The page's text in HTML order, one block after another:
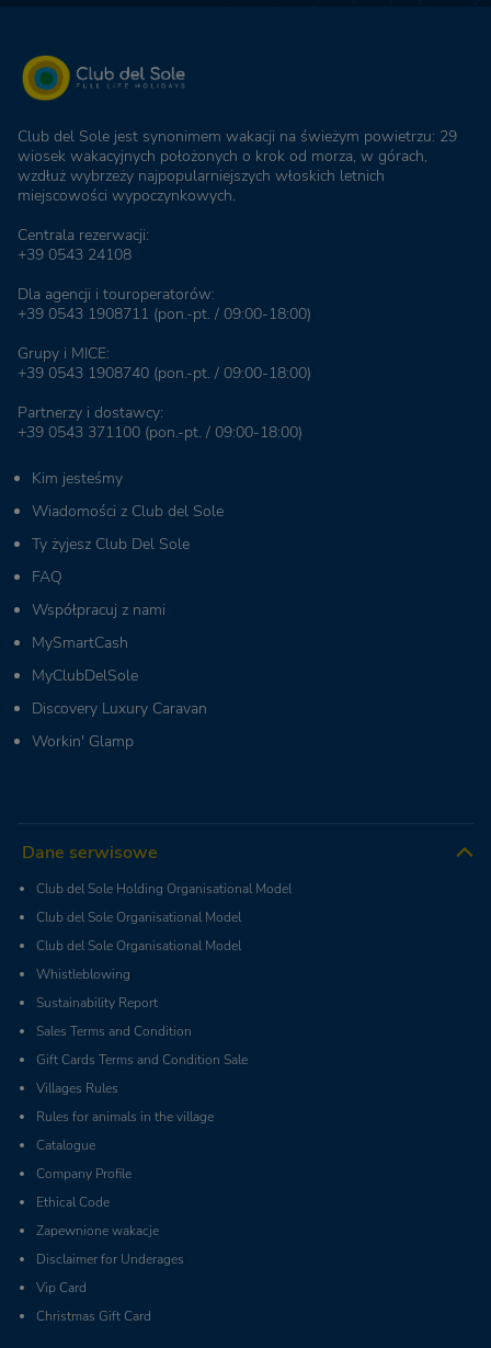
Club del Sole jest synonimem wakacji na świeżym powietrzu: 29
wiosek wakacyjnych położonych o krok od morza, w górach,
wzdłuż wybrzeży najpopularniejszych włoskich letnich
miejscowości wypoczynkowych.
Centrala rezerwacji:
+39 0543 24108
Dla agencji i touroperatorów:
+39 0543 1908711 (pon.-pt. / 09:00-18:00)
Grupy i MICE:
+39 0543 1908740 (pon.-pt. / 09:00-18:00)
Partnerzy i dostawcy:
+39 0543 371100 (pon.-pt. / 09:00-18:00)
Kim jesteśmy
Wiadomości z Club del Sole
Ty żyjesz Club Del Sole
FAQ
Współpracuj z nami
MySmartCash
MyClubDelSole
Discovery Luxury Caravan
Workin' Glamp
Dane serwisowe
Club del Sole Holding Organisational Model
Club del Sole Organisational Model
Club del Sole Organisational Model
Whistleblowing
Sustainability Report
Sales Terms and Condition
Gift Cards Terms and Condition Sale
Villages Rules
Rules for animals in the village
Catalogue
Company Profile
Ethical Code
Zapewnione wakacje
Disclaimer for Underages
Vip Card
Christmas Gift Card